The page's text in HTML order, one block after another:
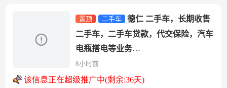
置顶 二手车
德仁 二手车，长期收售
二手车，二手车贷款，代交保险，汽车
电瓶搭电等业务
地址：长兴岛三堂街 明珠家园306号，
红绿灯十字路口 ...
8小时前
该信息正在超级推广中(剩余:36天)